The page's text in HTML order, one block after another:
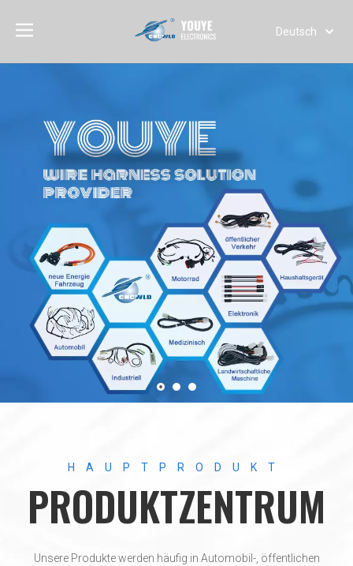
Deutsch
Italiano
日本語
한국어
Türk dili
HAUPTPRODUKT
PRODUKTZENTRUM
Unsere Produkte werden häufig in Automobil-, öffentlichen